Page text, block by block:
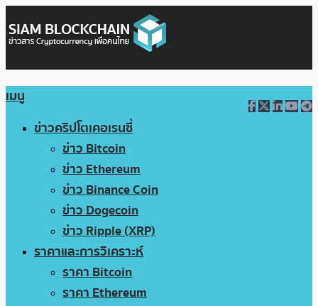
เมนู
ข่าวคริปโตเคอเรนซี่
ข่าว Bitcoin
ข่าว Ethereum
ข่าว Binance Coin
ข่าว Dogecoin
ข่าว Ripple (XRP)
ราคาและการวิเคราะห์
ราคา Bitcoin
ราคา Ethereum